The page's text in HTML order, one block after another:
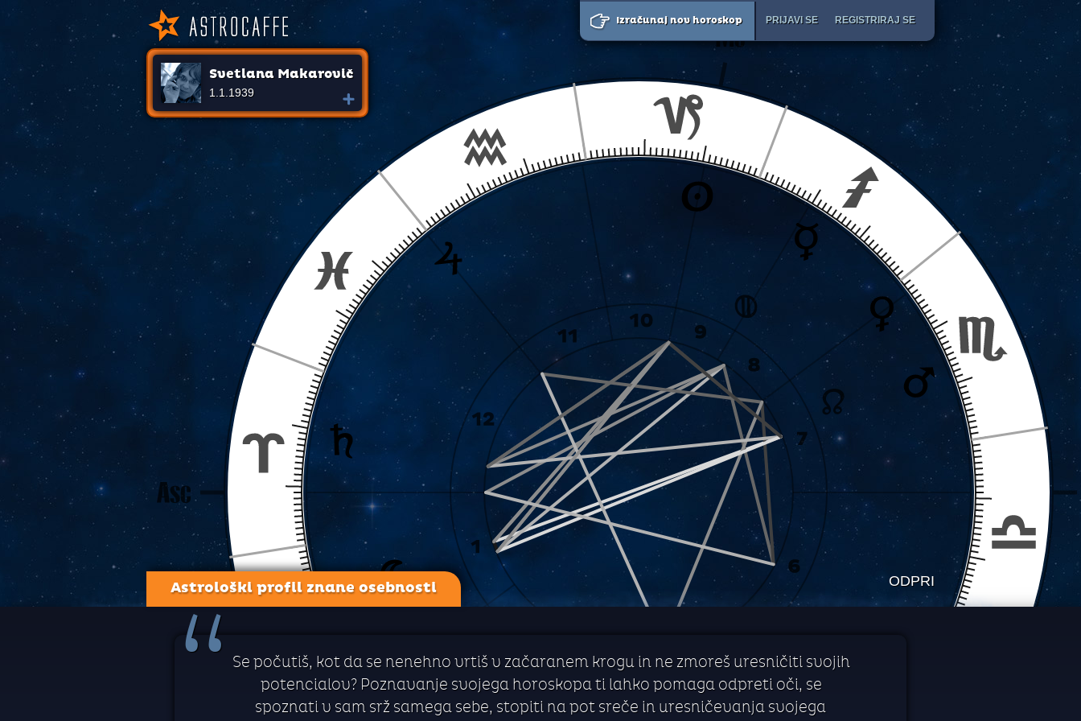
Izračunaj nov horoskop PRIJAVI SE REGISTRIRAJ SE
Svetlana Makarovič
1.1.1939
ODPRI
Astrološki profil znane osebnosti
“
Se počutiš, kot da se nenehno vrtiš v začaranem krogu in ne zmoreš uresničiti svojih
potencialov? Poznavanje svojega horoskopa ti lahko pomaga odpreti oči, se
spoznati v sam srž samega sebe, stopiti na pot sreče in uresničevanja svojega